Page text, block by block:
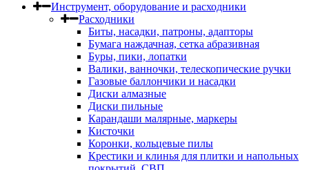
Инструмент, оборудование и расходники
Расходники
Биты, насадки, патроны, адапторы
Бумага наждачная, сетка абразивная
Буры, пики, лопатки
Валики, ванночки, телескопические ручки
Газовые баллончики и насадки
Диски алмазные
Диски пильные
Карандаши малярные, маркеры
Кисточки
Коронки, кольцевые пилы
Крестики и клинья для плитки и напольных